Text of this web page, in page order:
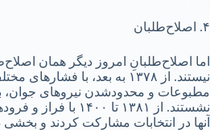
۴. اصلاح‌طلبان
نیستند. از ۱۳۷۸ به بعد، با
مطبوعات‌ و محدود‌شدن نیروهای جوان،
نشستند. از ۱۳۸۱ تا
آنها در انتخابات مشارکت کردند و